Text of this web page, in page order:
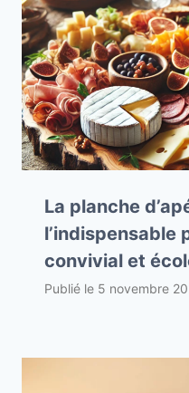
La planche
l’indispensable
convivial et
Publié le 5 novembre